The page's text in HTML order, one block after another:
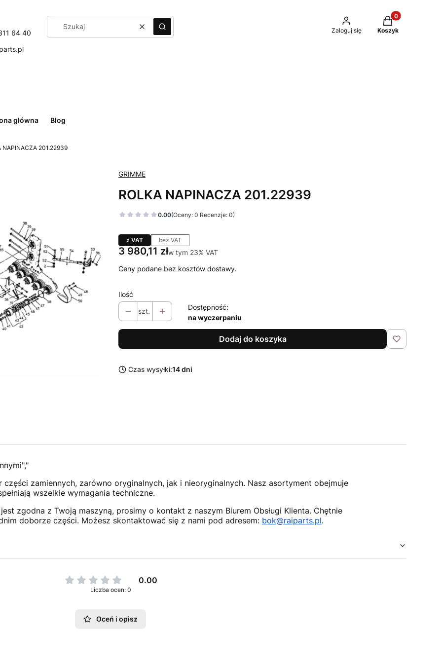
64 40
WyczyśćSzukaj Zaloguj się
Produkty w
Koszyk
główna Blog
NAPINACZA 201.22939
GRIMME
ROLKA NAPINACZA 201.22939
0.00(Oceny: 0 Recenzje: 0)
z VAT bez VAT
Cena
3 980,11 złw tym 23% VAT
w tym 23% VAT
Ceny podane bez kosztów dostawy.
Ilość
szt.
Dostępność:
na wyczerpaniu
Dodaj do koszyka
Czas wysyłki:14 dni
zamiennych, zarówno oryginalnych, jak i nieoryginalnych. Nasz asortyment obejmuje
wszelkie wymagania techniczne.
zgodna z Twoją maszyną, prosimy o kontakt z naszym Biurem Obsługi Klienta. Chętnie
doborze części. Możesz skontaktować się z nami pod adresem: bok@raiparts.pl.
0.00
Liczba ocen: 0
Oceń i opisz